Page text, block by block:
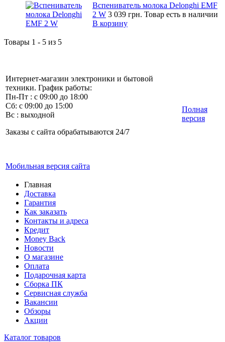
Вспениватель молока Delonghi EMF
2 W 3 039 грн. Товар есть в наличии
В корзину
Товары 1 - 5 из 5
Интернет-магазин электроники и бытовой
техники. График работы:
Пн-Пт : с 09:00 до 18:00
Сб: с 09:00 до 15:00
Вс : выходной
Заказы с сайта обрабатываются 24/7
Мобильная версия сайта
Полная
версия
Главная
Доставка
Гарантия
Как заказать
Контакты и адреса
Кредит
Money Back
Новости
О магазине
Оплата
Подарочная карта
Сборка ПК
Сервисная служба
Вакансии
Обзоры
Акции
Каталог товаров